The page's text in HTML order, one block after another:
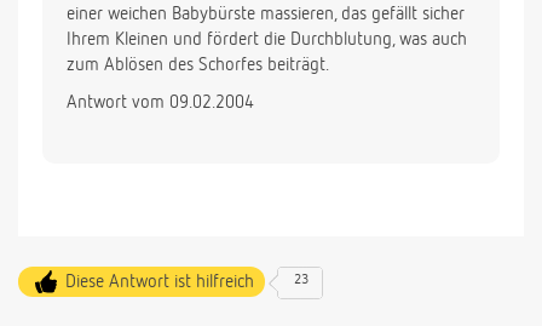
einer weichen Babybürste massieren, das gefällt sicher
Ihrem Kleinen und fördert die Durchblutung, was auch
zum Ablösen des Schorfes beiträgt.
Antwort vom 09.02.2004
Diese Antwort ist hilfreich 23